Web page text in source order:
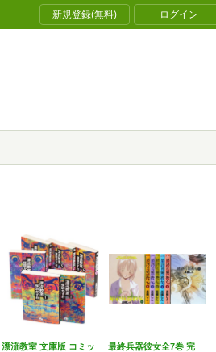
新規登録(無料) ログイン
漂流教室 文庫版 コミッ
最終兵器彼女全7巻 完